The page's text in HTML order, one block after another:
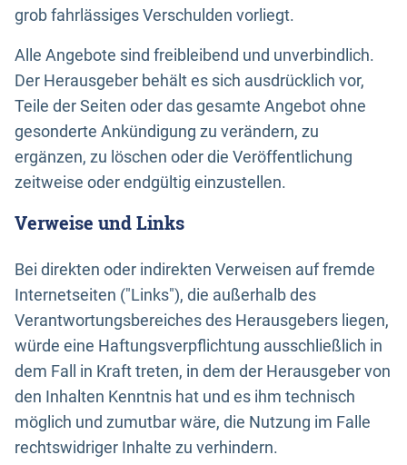
grob fahrlässiges Verschulden vorliegt.
Alle Angebote sind freibleibend und unverbindlich.
Der Herausgeber behält es sich ausdrücklich vor,
Teile der Seiten oder das gesamte Angebot ohne
gesonderte Ankündigung zu verändern, zu
ergänzen, zu löschen oder die Veröffentlichung
zeitweise oder endgültig einzustellen.
Verweise und Links
Bei direkten oder indirekten Verweisen auf fremde
Internetseiten ("Links"), die außerhalb des
Verantwortungsbereiches des Herausgebers liegen,
würde eine Haftungsverpflichtung ausschließlich in
dem Fall in Kraft treten, in dem der Herausgeber von
den Inhalten Kenntnis hat und es ihm technisch
möglich und zumutbar wäre, die Nutzung im Falle
rechtswidriger Inhalte zu verhindern.